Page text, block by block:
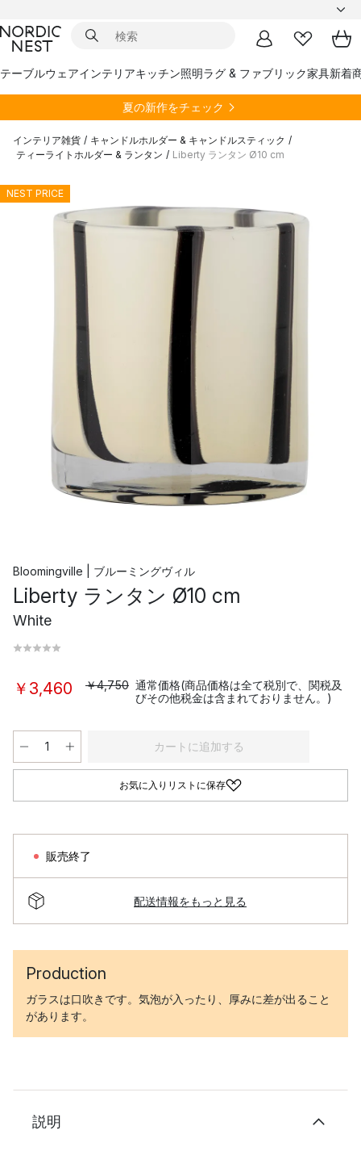
テーブルウェアインテリアキッチン照明ラグ & ファブリック家具新着
夏の新作をチェック
インテリア雑貨 / キャンドルホルダー & キャンドルスティック /
ティーライトホルダー & ランタン / Liberty ランタン Ø10 cm
NEST PRICE
Bloomingville | ブルーミングヴィル
Liberty ランタン Ø10 cm
White
￥3,460 ￥4,750 通常価格(商品価格は全て税別で、関税及
びその他税金は含まれておりません。)
カートに追加する
お気に入りリストに保存
販売終了
配送情報をもっと見る
Production
ガラスは口吹きです。気泡が入ったり、厚みに差が出ること
があります。
説明